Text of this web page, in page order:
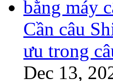
Cần câu
ưu trong
Dec 13,